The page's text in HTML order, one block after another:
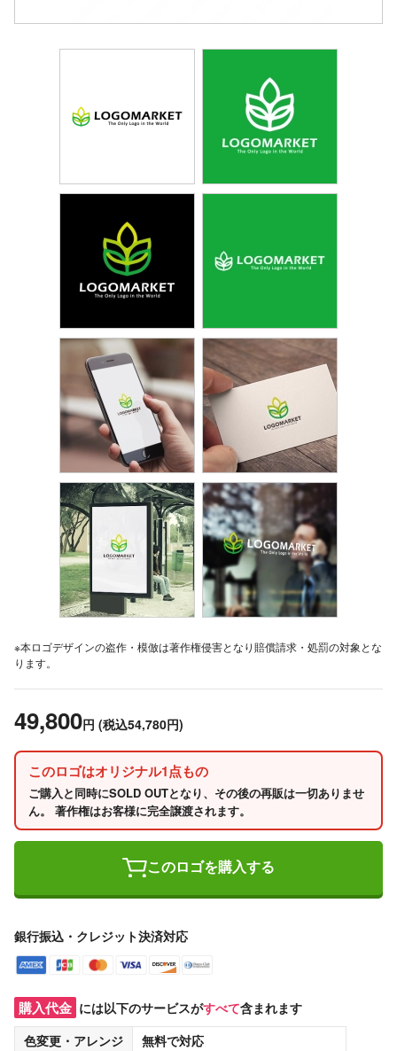
※本ロゴデザインの盗作・模倣は著作権侵害となり賠償請求・処罰の対象とな
ります。
49,800円 (税込54,780円)
このロゴはオリジナル1点もの
ご購入と同時にSOLD OUTとなり、その後の再販は一切ありませ
ん。 著作権はお客様に完全譲渡されます。
このロゴを購入する
銀行振込・クレジット決済対応
購入代金 には以下のサービスがすべて含まれます
色変更・アレンジ
無料で対応